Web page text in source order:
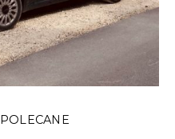
POLECANE